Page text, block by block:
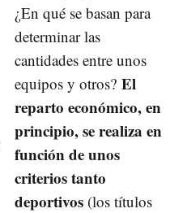
¿En qué se basan para
determinar las
cantidades entre unos
equipos y otros? El
reparto económico, en
principio, se realiza en
función de unos
criterios tanto
deportivos (los títulos